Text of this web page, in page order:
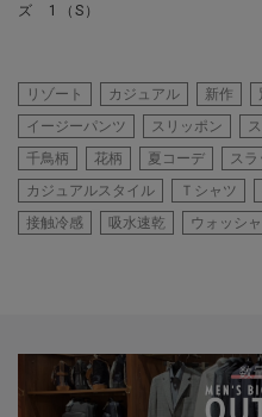
ズ 1（S）
リゾート カジュアル 新作
イージーパンツ
スリッポン
千鳥柄
花柄 夏コーデ スラ
カジュアルスタイル
Ｔシャツ
接触冷感
吸水速乾 ウォッシ